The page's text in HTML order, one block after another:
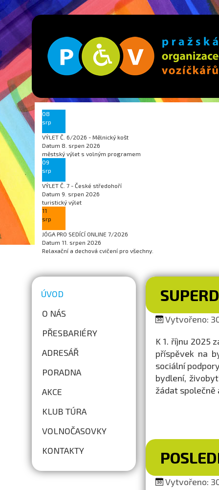
08
srp
VÝLET Č. 6/2026 - Mělnický košt
Datum 8. srpen 2026
městský výlet s volným programem
09
srp
VÝLET Č. 7 - České středohoří
Datum 9. srpen 2026
turistický výlet
11
srp
JÓGA PRO SEDÍCÍ ONLINE 7/2026
Datum 11. srpen 2026
Relaxační a dechová cvičení pro všechny.
ÚVOD
O NÁS
PŘESBARIÉRY
ADRESÁŘ
PORADNA
AKCE
KLUB TÚRA
VOLNOČASOVKY
KONTAKTY
Vytvořeno:
K 1. říjnu 2025
příspěvek na
sociální
bydlení,
žádat společně
Vytvořeno: